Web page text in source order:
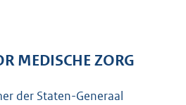
r
o
MEDISCHE ZORG
der Staten-Generaal